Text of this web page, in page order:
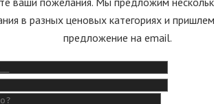
в разных ценовых категориях и
предложение на email.